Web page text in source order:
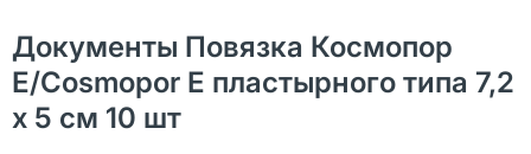
Документы Повязка Космопор
Е/Cosmopor Е пластырного типа 7,2
х 5 см 10 шт